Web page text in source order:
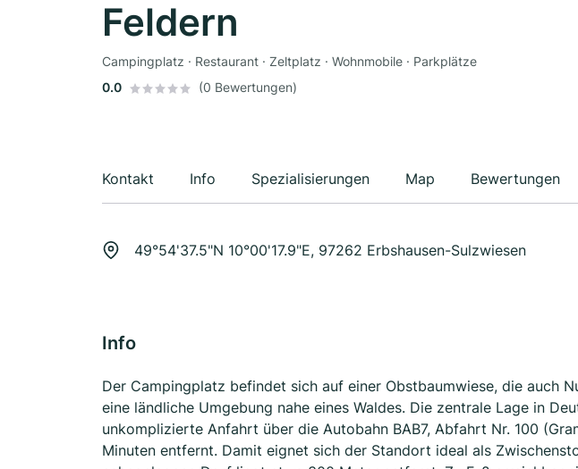
Feldern
Campingplatz · Restaurant · Zeltplatz · Wohnmobile · Parkplätze
0.0
(0 Bewertungen)
Kontakt Info Spezialisierungen Map Bewertungen
49°54'37.5"N 10°00'17.9"E, 97262 Erbshausen-Sulzwiesen
Info
Der Campingplatz befindet sich auf einer Obstbaumwiese, die auch
eine ländliche Umgebung nahe eines Waldes. Die zentrale Lage in
unkomplizierte Anfahrt über die Autobahn BAB7, Abfahrt Nr. 100
Minuten entfernt. Damit eignet sich der Standort ideal als